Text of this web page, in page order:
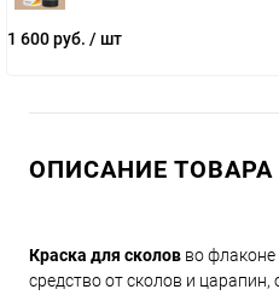
1 600 руб. / шт
ОПИСАНИЕ ТОВАРА
Краска для сколов во флаконе
средство от сколов и царапин,